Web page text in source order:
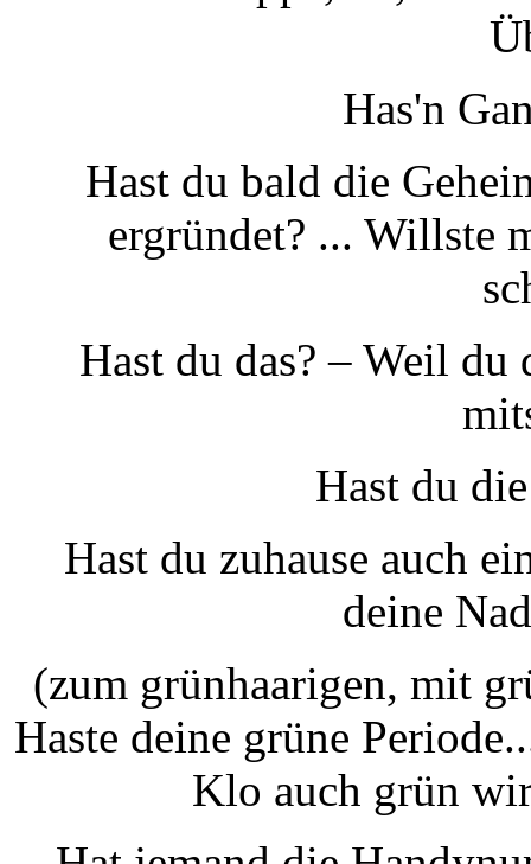
Has'n
Hast du bald die
ergründet? ... Willste
Hast du das? – Weil du
Hast du
Hast du zuhause auch
deine
(zum grünhaarigen, mit
Haste deine grüne
Klo auch grün